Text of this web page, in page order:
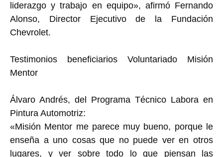
liderazgo y trabajo en equipo», afirmó Fernando
Alonso, Director Ejecutivo de la Fundación
Chevrolet.
Testimonios beneficiarios Voluntariado Misión
Mentor
Álvaro Andrés, del Programa Técnico Labora en
Pintura Automotriz:
«Misión Mentor me parece muy bueno, porque le
enseña a uno cosas que no puede ver en otros
lugares, y ver sobre todo lo que piensan las